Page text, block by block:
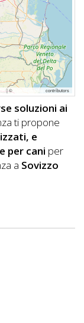
|© OpenStreetMap contributors
soluzioni ai
ti propone
e
per cani per
a Sovizzo